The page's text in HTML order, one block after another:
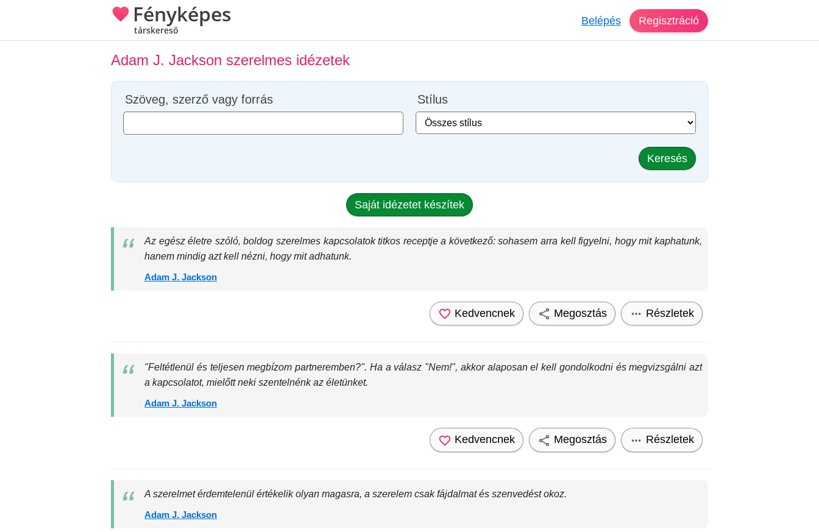
Fényképes
társkereső
Belépés Regisztráció
Adam J. Jackson szerelmes idézetek
Szöveg, szerző vagy forrás Stílus
Keresés
Saját idézetet készítek
Az egész életre szóló, boldog szerelmes kapcsolatok titkos receptje a következő: sohasem arra kell figyelni, hogy mit kaphatunk,
hanem mindig azt kell nézni, hogy mit adhatunk.
Adam J. Jackson
Kedvencnek Megosztás Részletek
"Feltétlenül és teljesen megbízom partneremben?". Ha a válasz "Nem!", akkor alaposan el kell gondolkodni és megvizsgálni azt
a kapcsolatot, mielőtt neki szentelnénk az életünket.
Adam J. Jackson
Kedvencnek Megosztás Részletek
A szerelmet érdemtelenül értékelik olyan magasra, a szerelem csak fájdalmat és szenvedést okoz.
Adam J. Jackson